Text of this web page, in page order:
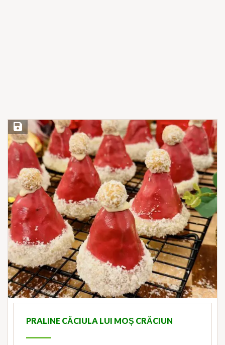
Save Recipe
PRALINE CĂCIULA LUI MOȘ CRĂCIUN